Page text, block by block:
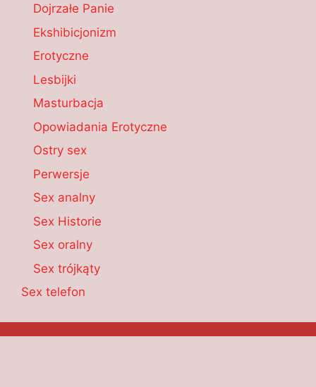
Dojrzałe Panie
Ekshibicjonizm
Erotyczne
Lesbijki
Masturbacja
Opowiadania Erotyczne
Ostry sex
Perwersje
Sex analny
Sex Historie
Sex oralny
Sex trójkąty
Sex telefon